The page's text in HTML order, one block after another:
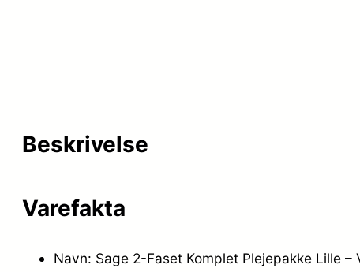
Beskrivelse
Varefakta
Navn: Sage 2-Faset Komplet Plejepakke Lille